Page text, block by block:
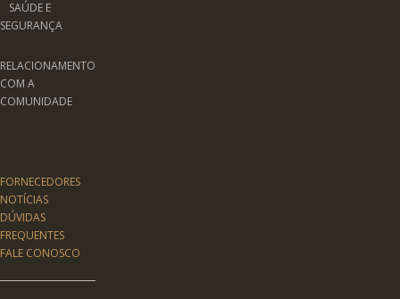
SAÚDE E
SEGURANÇA
RELACIONAMENTO
COM A
COMUNIDADE
FORNECEDORES
NOTÍCIAS
DÚVIDAS
FREQUENTES
FALE CONOSCO